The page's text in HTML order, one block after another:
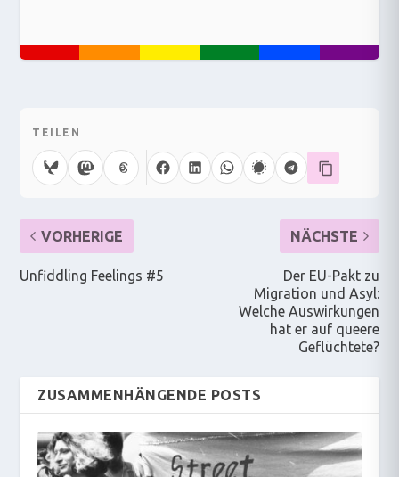
TEILEN
VORHERIGE
Unfiddling Feelings #5
NÄCHSTE
Der EU-Pakt zu
Migration und Asyl:
Welche Auswirkungen
hat er auf queere
Geflüchtete?
ZUSAMMENHÄNGENDE POSTS